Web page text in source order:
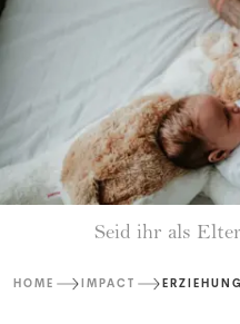
Seid ihr als
HOME IMPACT ERZIEHUNG